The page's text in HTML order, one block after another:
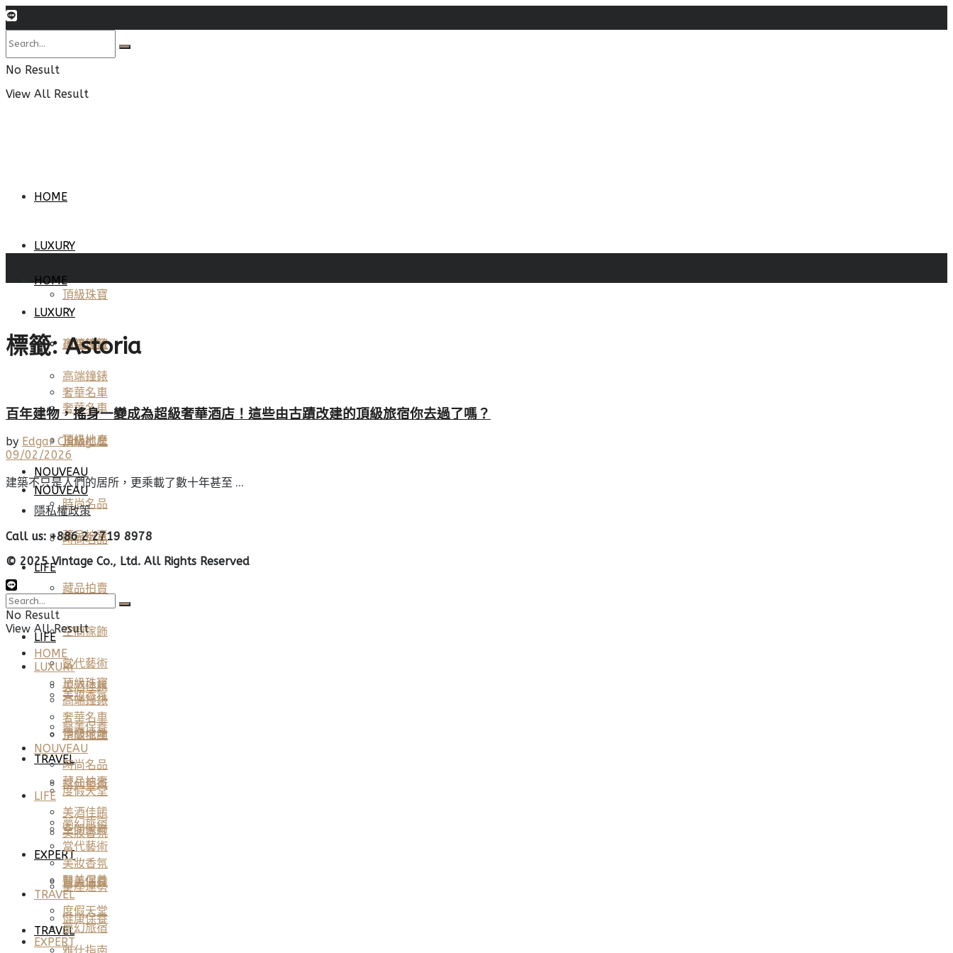
No Result
View All Result
HOME
LUXURY
頂級珠寶
高端鐘錶
奢華名車
頂級地產
NOUVEAU
時尚名品
藏品拍賣
LIFE
美酒佳餚
空間傢飾
當代藝術
美妝香氛
醫美保養
TRAVEL
HOME
LUXURY
頂級珠寶
高端鐘錶
奢華名車
頂級地產
NOUVEAU
時尚名品
藏品拍賣
LIFE
空間傢飾
當代藝術
美妝香氛
醫美保養
TRAVEL
度假天堂
夢幻旅宿
EXPERT
星座運勢
健康保養
標籤:Astoria
百年建物，搖身一變成為超級奢華酒店！這些由古蹟改建的頂級旅宿你去過了嗎？
by Edgar Chang
09/02/2026
建築不只是人們的居所，更乘載了數十年甚至 ...
隱私權政策
Call us: +886 2 2719 8978
© 2025 Vintage Co., Ltd. All Rights Reserved
No Result
View All Result
HOME
LUXURY
頂級珠寶
高端鐘錶
奢華名車
頂級地產
NOUVEAU
時尚名品
藏品拍賣
LIFE
美酒佳餚
空間傢飾
當代藝術
美妝香氛
醫美保養
TRAVEL
度假天堂
夢幻旅宿
EXPERT